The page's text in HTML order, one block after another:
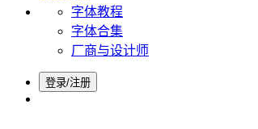
字体教程
字体合集
厂商与设计师
登录/注册